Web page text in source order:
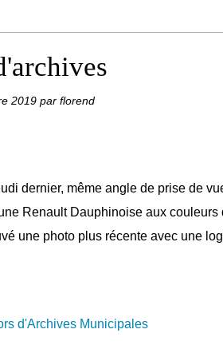
2019 par florend
dernier, même angle de prise de
Renault Dauphinoise aux couleurs
une photo plus récente avec une
d'Archives Municipales